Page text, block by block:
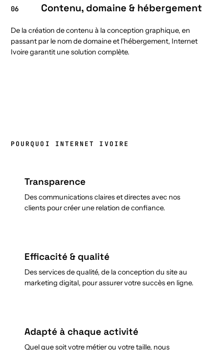
06 Contenu, domaine & hébergement
De la création de contenu à la conception graphique, en
passant par le nom de domaine et l'hébergement, Internet
Ivoire garantit une solution complète.
POURQUOI INTERNET IVOIRE
Transparence
Des communications claires et directes avec nos
clients pour créer une relation de confiance.
Efficacité & qualité
Des services de qualité, de la conception du site au
marketing digital, pour assurer votre succès en ligne.
Adapté à chaque activité
Quel que soit votre métier ou votre taille, nous